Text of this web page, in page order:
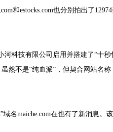
和estocks.com也分别拍出了12974
科技有限公司启用并搭建了“十秒
然不是“纯血派”，但契合网站名称
名maiche.com在也有了新消息。